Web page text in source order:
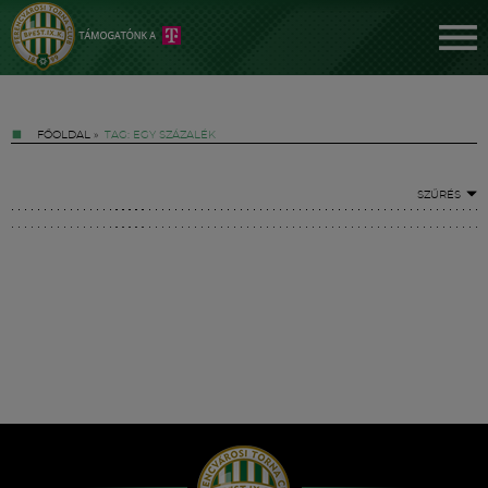
FŐOLDAL » TAG: EGY SZÁZALÉK
SZŰRÉS
Hírek